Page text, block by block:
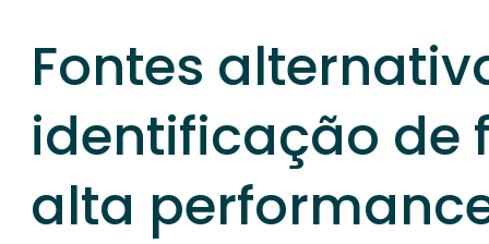
Fontes
identificação de
alta